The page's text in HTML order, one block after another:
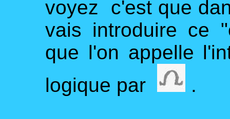
voyez c'est que
vais introduire ce
que l'on appelle
logique par
.